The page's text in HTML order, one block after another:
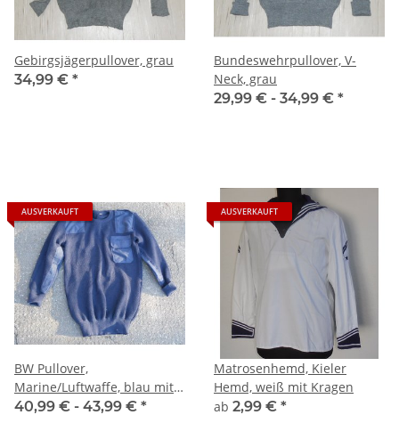
Gebirgsjägerpullover, grau
34,99 € *
Bundeswehrpullover, V-
Neck, grau
29,99 € - 34,99 € *
AUSVERKAUFT
BW Pullover,
Marine/Luftwaffe, blau mit
Brusttasche
40,99 € - 43,99 € *
AUSVERKAUFT
Matrosenhemd, Kieler
Hemd, weiß mit Kragen
ab 2,99 € *